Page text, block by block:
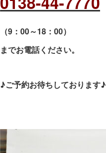
（9：00～18：00）
までお電話ください。
♪ご予約お待ちしております♪